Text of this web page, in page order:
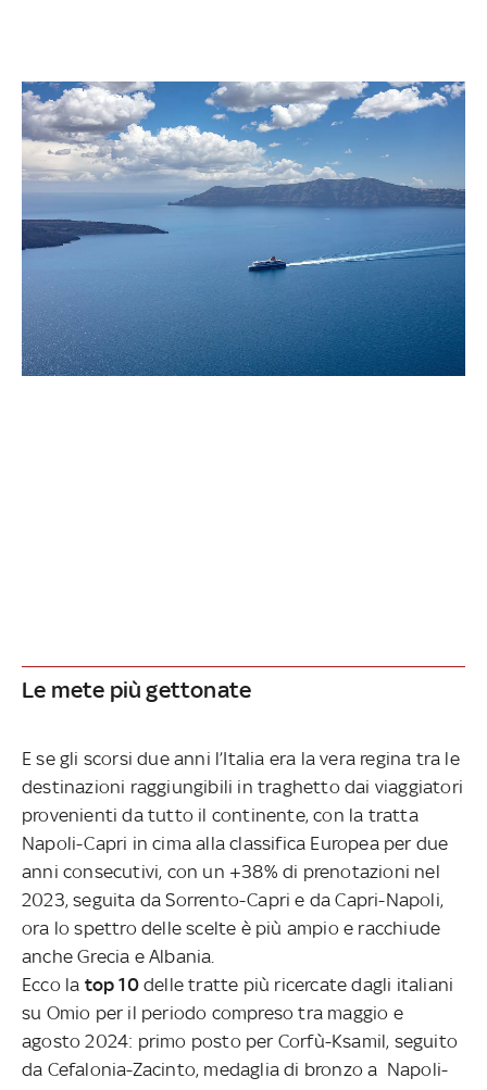
Le mete più gettonate
E se gli scorsi due anni l’Italia era la vera regina tra le
destinazioni raggiungibili in traghetto dai viaggiatori
provenienti da tutto il continente, con la tratta
Napoli-Capri in cima alla classifica Europea per due
anni consecutivi, con un +38% di prenotazioni nel
2023, seguita da Sorrento-Capri e da Capri-Napoli,
ora lo spettro delle scelte è più ampio e racchiude
anche Grecia e Albania.
Ecco la top 10delle tratte più ricercate dagli italiani
su Omio per il periodo compreso tra maggio e
agosto 2024: primo posto per Corfù-Ksamil, seguito
da Cefalonia-Zacinto, medaglia di bronzo a Napoli-